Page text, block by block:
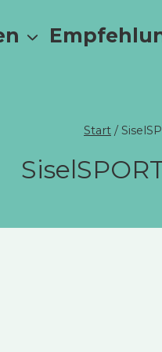
Start /